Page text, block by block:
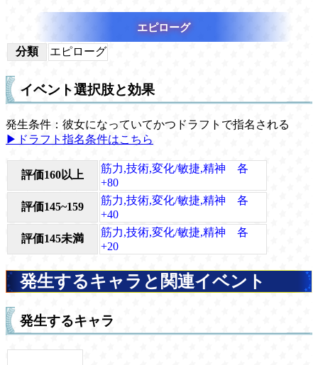
エピローグ
分類 エピローグ
イベント選択肢と効果
発生条件：彼女になっていてかつドラフトで指名される
▶ドラフト指名条件はこちら
評価160以上
筋力,技術,変化/敏捷,精神 各
+80
評価145~159
筋力,技術,変化/敏捷,精神 各
+40
評価145未満
筋力,技術,変化/敏捷,精神 各
+20
発生するキャラと関連イベント
発生するキャラ